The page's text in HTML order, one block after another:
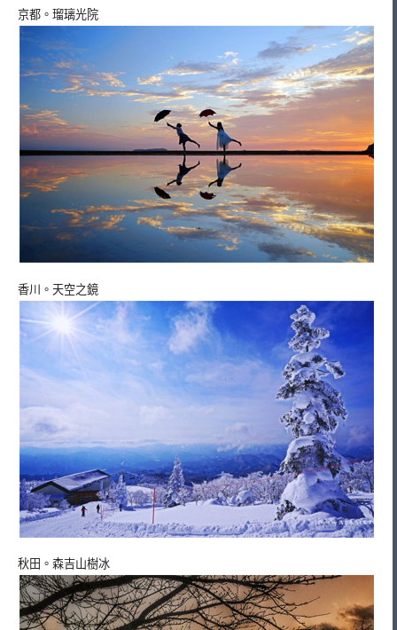
京都。瑠璃光院
香川。天空之鏡
秋田。森吉山樹冰